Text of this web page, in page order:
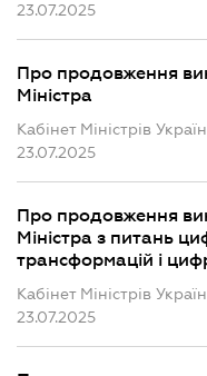
23.07.2025
Про продовження
Міністра
Кабінет Міністрів
23.07.2025
Про продовження
Міністра з питань
трансформацій і
Кабінет Міністрів
23.07.2025